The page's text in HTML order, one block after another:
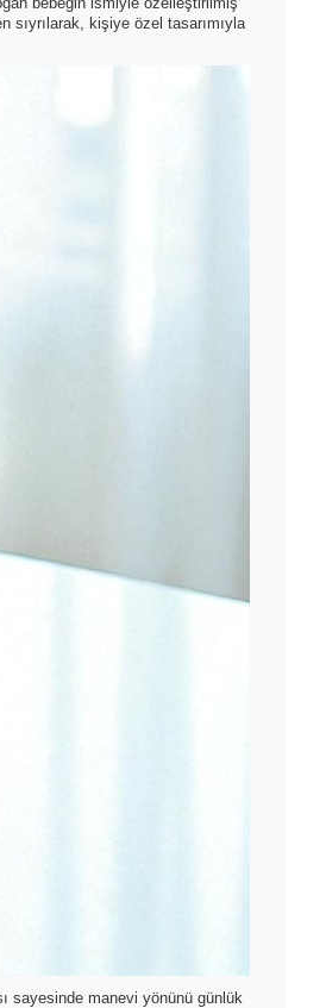
sıyrılarak, kişiye özel tasarımıyla
sayesinde manevi yönünü günlük